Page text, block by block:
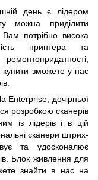
день є лідером
можна приділити
потрібно висока
принтера та
зможете у нас
Enterprise, дочірньої
розробкою сканерів
із лідерів і в цій
сканери штрих-
та удосконалює
Блок живлення для
знайти в нас на